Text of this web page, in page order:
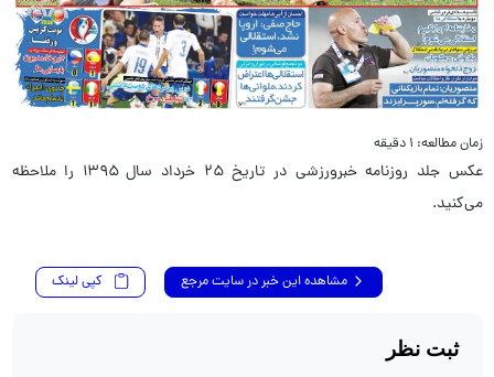
زمان مطالعه: ۱ دقیقه
عکس جلد روزنامه خبرورزشی در تاریخ ۲۵ خرداد سال ۱۳۹۵ را ملاحظه
می‌کنید.
مشاهده این خبر در سایت مرجع کپی لینک